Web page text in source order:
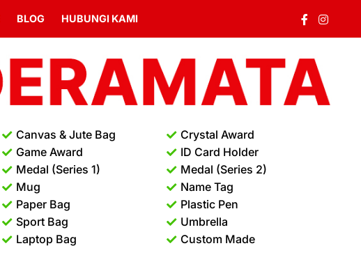
BLOG HUBUNGI KAMI
Canvas & Jute Bag
Crystal Award
Game Award
ID Card Holder
Medal (Series 1)
Medal (Series 2)
Mug
Name Tag
Paper Bag
Plastic Pen
Sport Bag
Umbrella
Laptop Bag Custom Made